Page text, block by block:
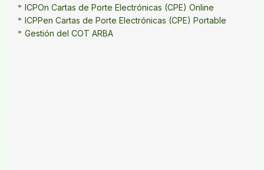
ICPOn Cartas de Porte Electrónicas (CPE) Online
ICPPen Cartas de Porte Electrónicas (CPE) Portable
Gestión del COT ARBA